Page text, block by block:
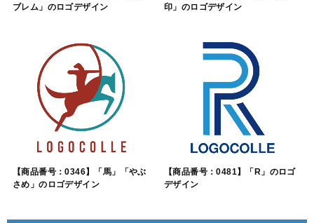
ブレム」のロゴデザイン
印」のロゴデザイン
【商品番号：0346】「馬」「やぶ
さめ」のロゴデザイン
【商品番号：0481】「R」のロゴ
デザイン